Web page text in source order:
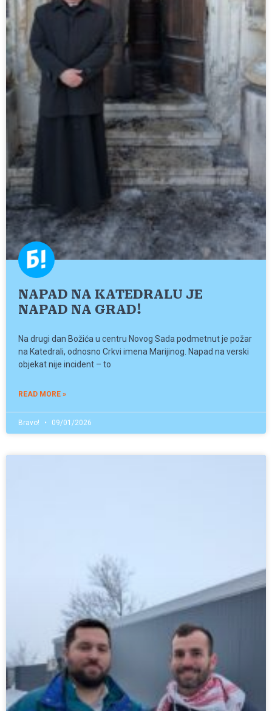
NAPAD NA KATEDRALU JE
NAPAD NA GRAD!
Na drugi dan Božića u centru Novog Sada podmetnut je požar
na Katedrali, odnosno Crkvi imena Marijinog. Napad na verski
objekat nije incident – to
READ MORE »
Bravo! 09/01/2026